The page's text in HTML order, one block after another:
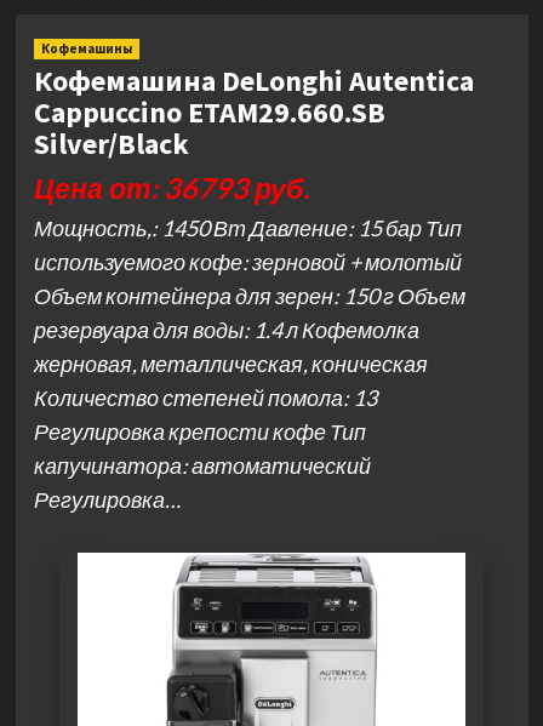
Кофемашины
Кофемашина DeLonghi Autentica
Cappuccino ETAM29.660.SB
Silver/Black
Цена от: 36793 руб.
Мощность,: 1450 Вт Давление: 15 бар Тип
используемого кофе: зерновой + молотый
Объем контейнера для зерен: 150 г Объем
резервуара для воды: 1.4 л Кофемолка
жерновая, металлическая, коническая
Количество степеней помола: 13
Регулировка крепости кофе Тип
капучинатора: автоматический
Регулировка…